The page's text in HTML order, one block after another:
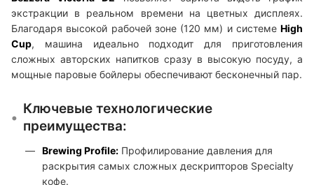
экстракции в реальном времени на цветных дисплеях.
Благодаря высокой рабочей зоне (120 мм) и системе High
Cup, машина идеально подходит для приготовления
сложных авторских напитков сразу в высокую посуду, а
мощные паровые бойлеры обеспечивают бесконечный пар.
Ключевые технологические
преимущества:
Brewing Profile: Профилирование давления для
раскрытия самых сложных дескрипторов Specialty
кофе.